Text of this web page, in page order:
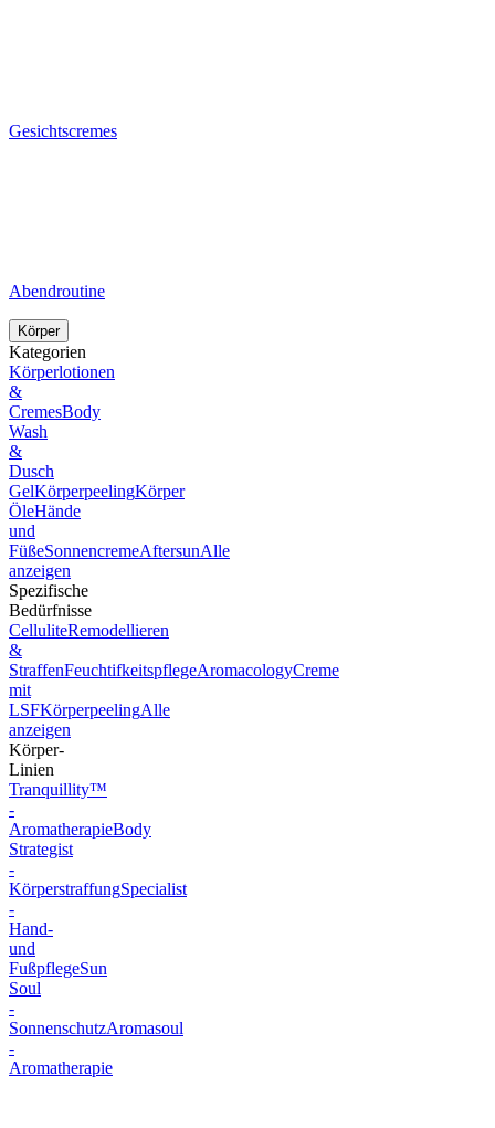
Gesichtscremes
Abendroutine
Körper
Kategorien
Körperlotionen
&
CremesBody
Wash
&
Dusch
GelKörperpeelingKörper
ÖleHände
und
FüßeSonnencremeAftersunAlle
anzeigen
Spezifische
Bedürfnisse
CelluliteRemodellieren
&
StraffenFeuchtifkeitspflegeAromacologyCreme
mit
LSFKörperpeelingAlle
anzeigen
Körper-
Linien
Tranquillity™
-
AromatherapieBody
Strategist
-
KörperstraffungSpecialist
-
Hand-
und
FußpflegeSun
Soul
-
SonnenschutzAromasoul
-
Aromatherapie